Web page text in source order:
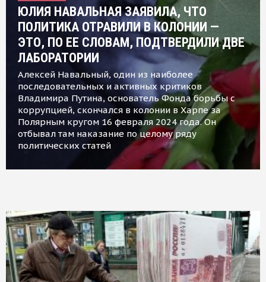
ЮЛИЯ НАВАЛЬНАЯ ЗАЯВИЛА, ЧТО
ПОЛИТИКА ОТРАВИЛИ В КОЛОНИИ —
ЭТО, ПО ЕЕ СЛОВАМ, ПОДТВЕРДИЛИ ДВЕ
ЛАБОРАТОРИИ
Алексей Навальный, один из наиболее
последовательных и активных критиков
Владимира Путина, основатель Фонда борьбы с
коррупцией, скончался в колонии в Харпе за
Полярным кругом 16 февраля 2024 года. Он
отбывал там наказание по целому ряду
политических статей